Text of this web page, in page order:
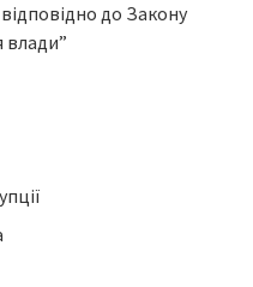
до Закону
влади”